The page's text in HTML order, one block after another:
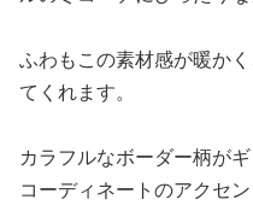
ふわもこの素材感が暖か
てくれます。
カラフルなボーダー柄が
コーディネートのアクセ